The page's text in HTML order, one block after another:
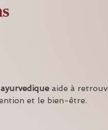
aide à
et le bien-être.